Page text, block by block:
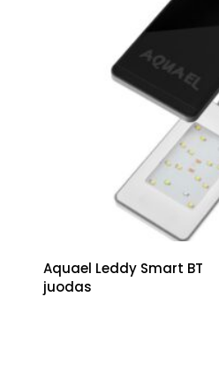
Aquael Leddy Smart BT
juodas